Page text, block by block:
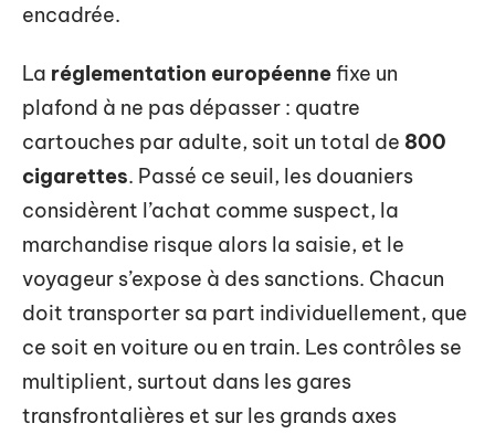
encadrée.
La réglementation européennefixe un
plafond à ne pas dépasser : quatre
cartouches par adulte, soit un total de 800
cigarettes. Passé ce seuil, les douaniers
considèrent l’achat comme suspect, la
marchandise risque alors la saisie, et le
voyageur s’expose à des sanctions. Chacun
doit transporter sa part individuellement, que
ce soit en voiture ou en train. Les contrôles se
multiplient, surtout dans les gares
transfrontalières et sur les grands axes